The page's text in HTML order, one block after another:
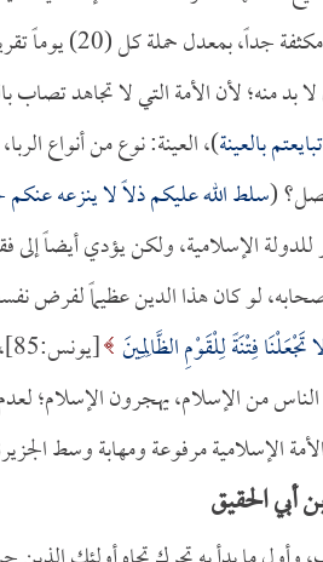
والحملات العسكرية
بد منه؛ لأن الأمة التي لا تجاهد
بالعينة)، العينة: نوع من أنواع
(سلط الله عليكم ذلاً لا ينزعه
للدولة الإسلامية، ولكن يؤدي أيضاً
لو كان هذا الدين عظيماً لفرض
تَجْعَلْنَا فِتْنَةً لِلْقَوْمِ الظَّالِمِينَ
من الإسلام، يهجرون الإسلام؛
الإسلامية مرفوعة ومهابة وسط
أبي الحقيق